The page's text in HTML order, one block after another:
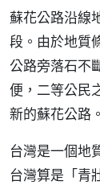
蘇花公路沿線
段。由於地質
公路旁落石不
便，二等公民
新的蘇花公路。
台灣是一個地
台灣算是「青